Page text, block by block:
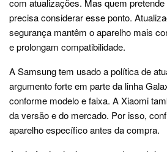
com atualizações. Mas quem
precisa considerar esse ponto.
segurança mantêm o aparelho mais
e prolongam compatibilidade.
A Samsung tem usado a política de
argumento forte em parte da linha
conforme modelo e faixa. A Xiaomi
da versão e do mercado. Por isso,
aparelho específico antes da compra.